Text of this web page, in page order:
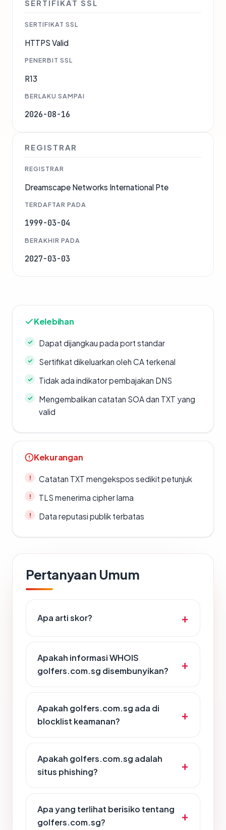
SERTIFIKAT SSL
SERTIFIKAT SSL
HTTPS Valid
PENERBIT SSL
R13
BERLAKU SAMPAI
2026-08-16
REGISTRAR
REGISTRAR
Dreamscape Networks International Pte
TERDAFTAR PADA
1999-03-04
BERAKHIR PADA
2027-03-03
Kelebihan
Dapat dijangkau pada port standar
Sertifikat dikeluarkan oleh CA terkenal
Tidak ada indikator pembajakan DNS
Mengembalikan catatan SOA dan TXT yang
valid
Kekurangan
Catatan TXT mengekspos sedikit petunjuk
TLS menerima cipher lama
Data reputasi publik terbatas
Pertanyaan Umum
Apa arti skor?
Apakah informasi WHOIS
golfers.com.sg disembunyikan?
Apakah golfers.com.sg ada di
blocklist keamanan?
Apakah golfers.com.sg adalah
situs phishing?
Apa yang terlihat berisiko tentang
golfers.com.sg?